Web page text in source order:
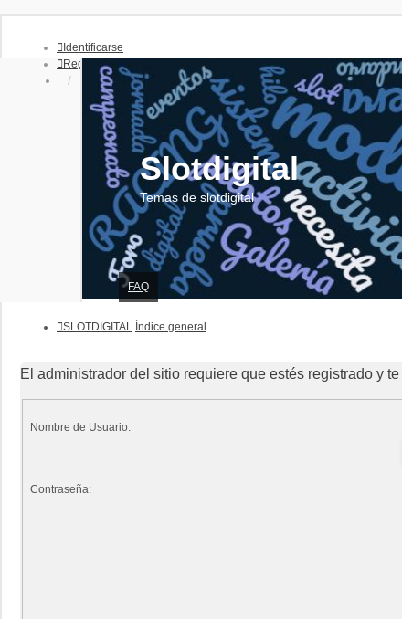
Identificarse
Registrarse
Slotdigital
Temas de slotdigital
FAQ
SLOTDIGITAL Índice general
El administrador del sitio requiere que estés registrado y
Nombre de Usuario:
Contraseña: